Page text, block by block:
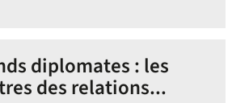
diplomates : les
des relations...